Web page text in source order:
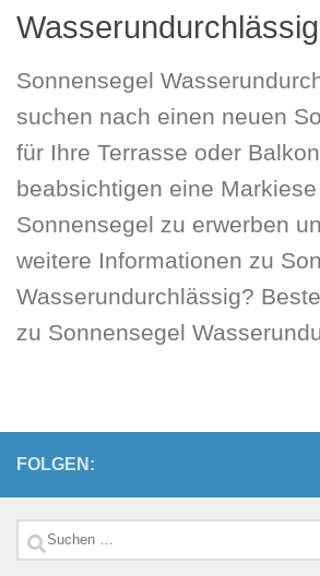
Wasserundurchlässig
Sonnensegel
suchen nach einen neuen
für Ihre Terrasse oder
beabsichtigen eine
Sonnensegel zu erwerben
weitere Informationen zu
Wasserundurchlässig?
zu Sonnensegel
FOLGEN:
Suchen